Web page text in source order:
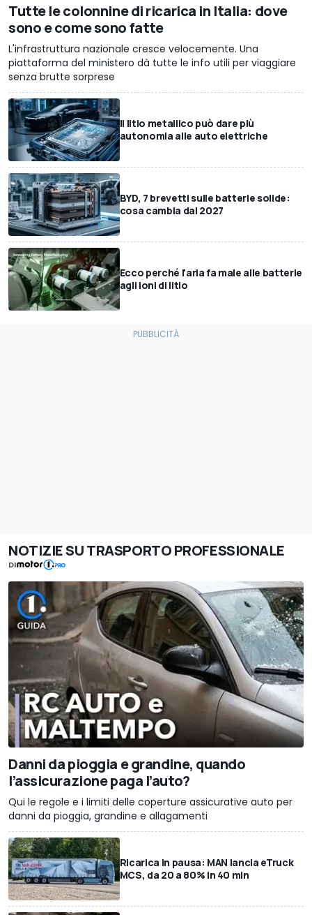
Tutte le colonnine di ricarica in Italia: dove
sono e come sono fatte
L'infrastruttura nazionale cresce velocemente. Una
piattaforma del ministero dà tutte le info utili per viaggiare
senza brutte sorprese
Il litio metallico può dare più
autonomia alle auto elettriche
BYD, 7 brevetti sulle batterie solide:
cosa cambia dal 2027
Ecco perché l'aria fa male alle batterie
agli ioni di litio
NOTIZIE SU TRASPORTO PROFESSIONALE
DI
Danni da pioggia e grandine, quando
l’assicurazione paga l’auto?
Qui le regole e i limiti delle coperture assicurative auto per
danni da pioggia, grandine e allagamenti
Ricarica in pausa: MAN lancia eTruck
MCS, da 20 a 80% in 40 min